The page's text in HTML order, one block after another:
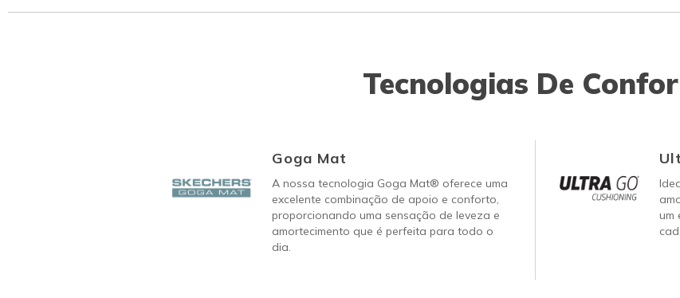
Tecnologias De
Goga Mat
A nossa tecnologia Goga Mat® oferece uma
excelente combinação de apoio e conforto,
proporcionando uma sensação de leveza e
amortecimento que é perfeita para todo o
dia.
um